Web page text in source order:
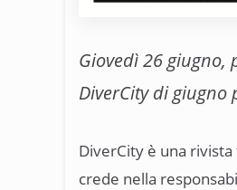
Giovedì 26 giugno,
DiverCity di
DiverCity è una
crede nella